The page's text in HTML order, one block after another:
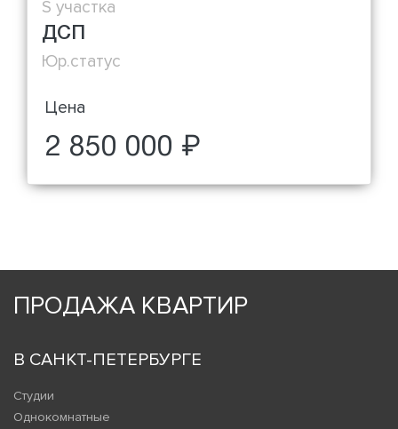
S участка
ДСП
Юр.статус
Цена
2 850 000 ₽
ПРОДАЖА КВАРТИР
В САНКТ-ПЕТЕРБУРГЕ
Студии
Однокомнатные